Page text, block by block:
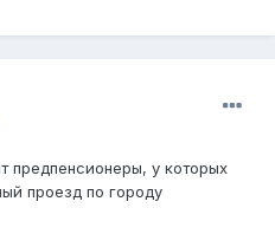
предпенсионеры, у которых
проезд по городу